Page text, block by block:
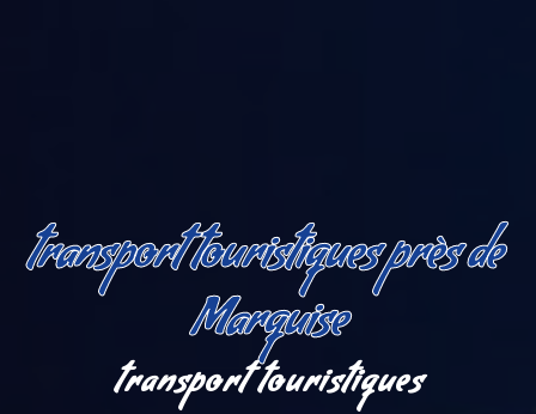
transport touristiques près de
Marquise
transport touristiques